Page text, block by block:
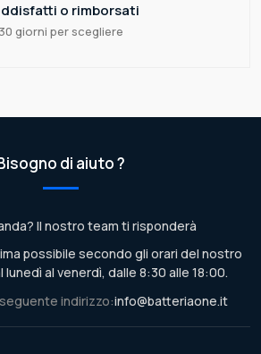
o rimborsati
30 giorni per scegliere
di aiuto ?
Il nostro team ti risponderà
possibile secondo gli orari del nostro
al venerdì, dalle 8:30 alle 18:00.
indirizzo:info@batteriaone.it